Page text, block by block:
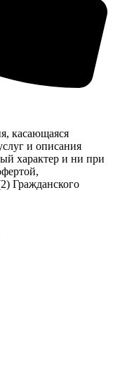
касающаяся
и описания
характер и ни при
Гражданского